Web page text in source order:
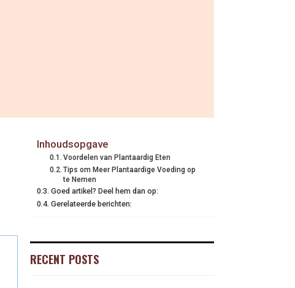
Inhoudsopgave
Voordelen van Plantaardig Eten
Tips om Meer Plantaardige Voeding op
te Nemen
Goed artikel? Deel hem dan op:
Gerelateerde berichten:
RECENT POSTS